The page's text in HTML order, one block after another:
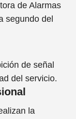
de Alarmas
segundo del
de señal
del servicio.
la